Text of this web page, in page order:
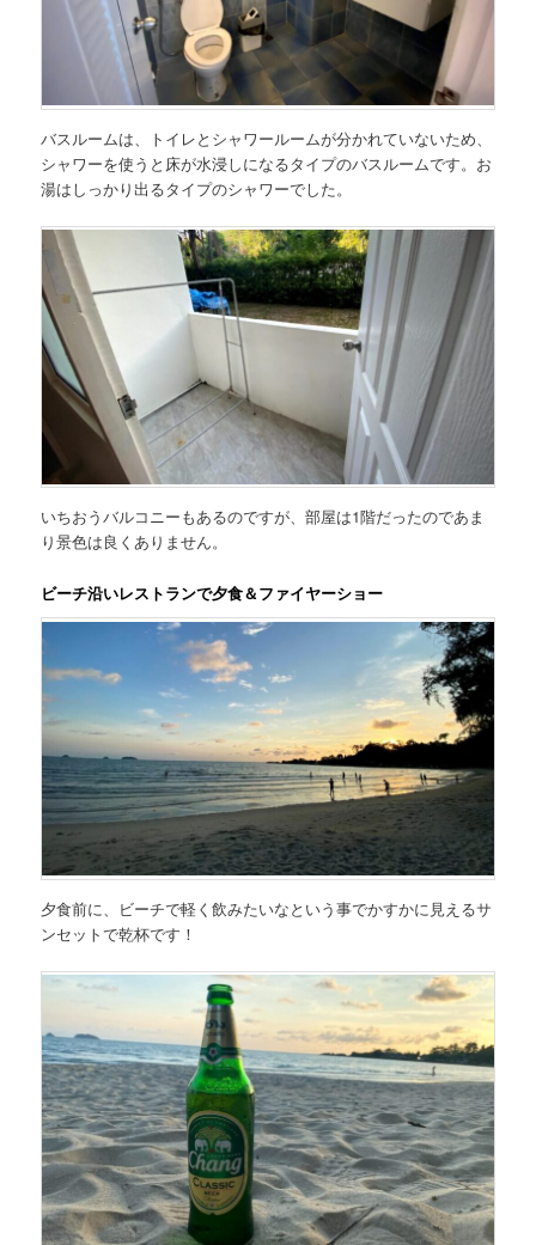
バスルームは、トイレとシャワールームが分かれていないため、
シャワーを使うと床が水浸しになるタイプのバスルームです。お
湯はしっかり出るタイプのシャワーでした。
いちおうバルコニーもあるのですが、部屋は1階だったのであま
り景色は良くありません。
ビーチ沿いレストランで夕食＆ファイヤーショー
夕食前に、ビーチで軽く飲みたいなという事でかすかに見えるサ
ンセットで乾杯です！